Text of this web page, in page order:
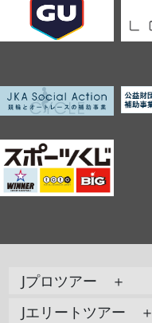
Jプロツアー ＋
Jエリートツアー ＋